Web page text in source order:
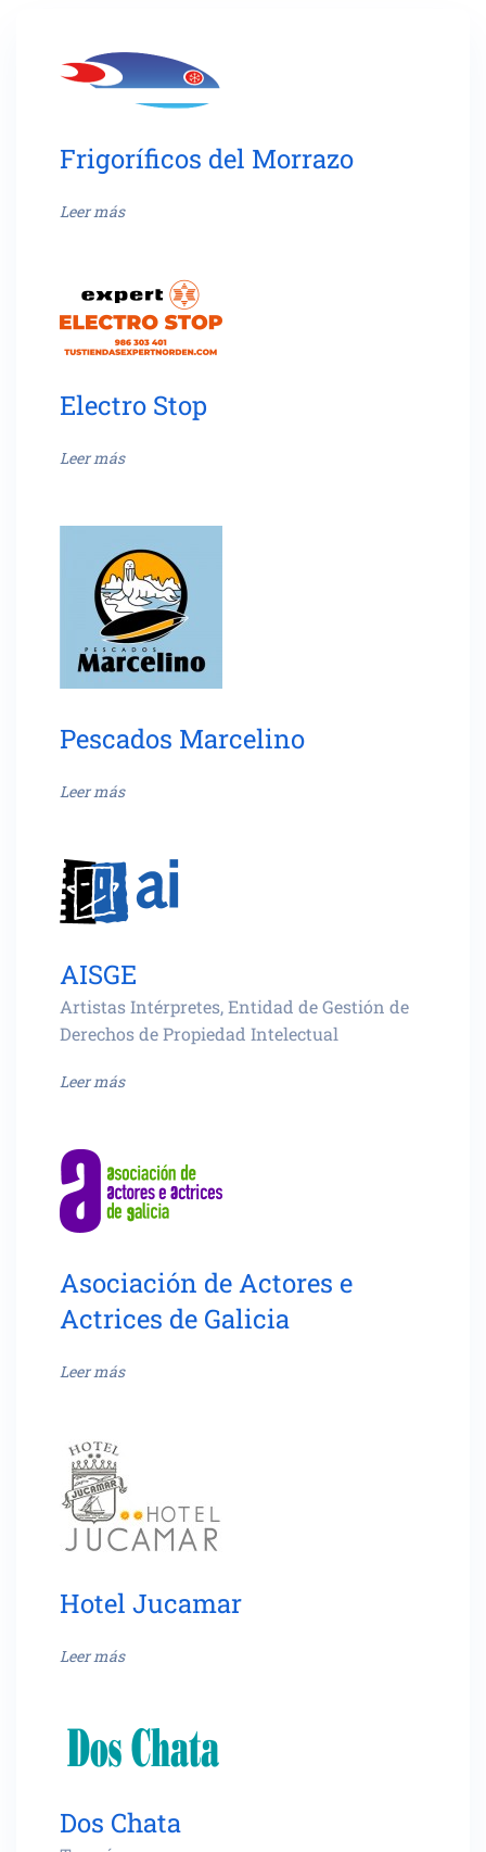
Frigoríficos del Morrazo
Leer más
Electro Stop
Leer más
Pescados Marcelino
Leer más
AISGE
Artistas Intérpretes, Entidad de Gestión de
Derechos de Propiedad Intelectual
Leer más
Asociación de Actores e
Actrices de Galicia
Leer más
Hotel Jucamar
Leer más
Dos Chata